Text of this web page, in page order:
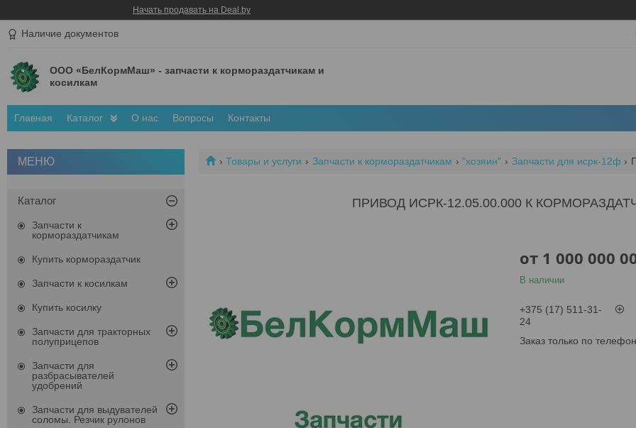
Начать продавать на Deal.by
Наличие документов
ООО «БелКормМаш» - запчасти к кормораздатчикам и
косилкам
Главная Каталог О нас Вопросы Контакты
Товары и услуги Запчасти к кормораздатчикам "хозяин" Запчасти для исрк-12ф
ПРИВОД ИСРК-12.05.00.000 К
от 1 000 000
В наличии
+375 (17) 511-31-
24
Заказ только по
Каталог
Запчасти к
кормораздатчикам
Купить кормораздатчик
Запчасти к косилкам
Купить косилку
Запчасти для тракторных
полуприцепов
Запчасти для
разбрасывателей
удобрений
Запчасти для выдувателей
соломы. Резчик рулонов